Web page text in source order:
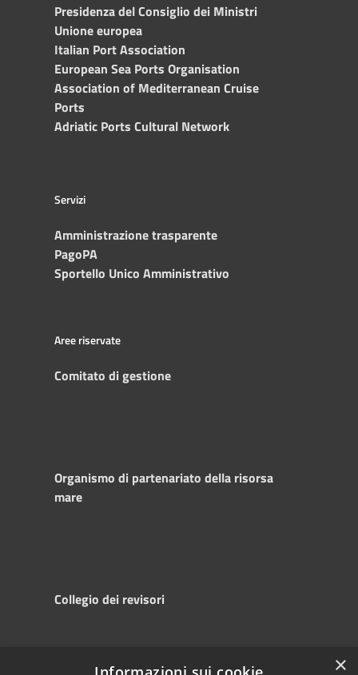
Presidenza del Consiglio dei Ministri
Unione europea
Italian Port Association
European Sea Ports Organisation
Association of Mediterranean Cruise
Ports
Adriatic Ports Cultural Network
Servizi
Amministrazione trasparente
PagoPA
Sportello Unico Amministrativo
Aree riservate
Comitato di gestione
Organismo di partenariato della risorsa
mare
Collegio dei revisori
×